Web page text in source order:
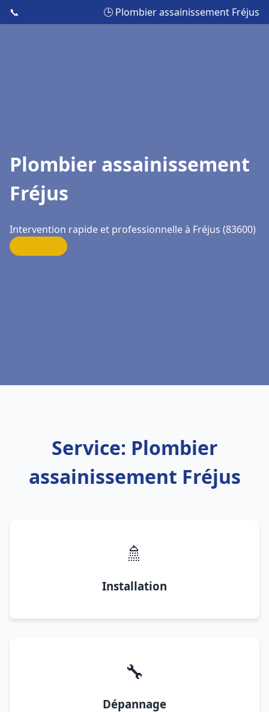
📞 🕒 Plombier assainissement Fréjus
Plombier assainissement
Fréjus
Intervention rapide et professionnelle à Fréjus (83600)
Service: Plombier
assainissement Fréjus
🚿
Installation
🔧
Dépannage